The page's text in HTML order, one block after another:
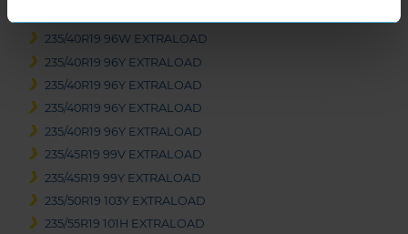
235/40R19 96W EXTRALOAD
235/40R19 96Y EXTRALOAD
235/40R19 96Y EXTRALOAD
235/40R19 96Y EXTRALOAD
235/40R19 96Y EXTRALOAD
235/45R19 99V EXTRALOAD
235/45R19 99Y EXTRALOAD
235/50R19 103Y EXTRALOAD
235/55R19 101H EXTRALOAD